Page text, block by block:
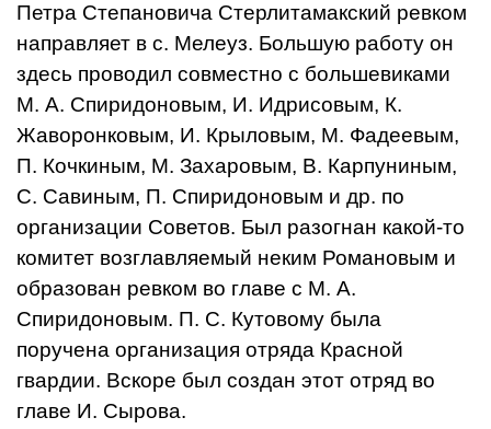
Петра Степановича Стерлитамакский ревком
направляет в с. Мелеуз. Большую работу он
здесь проводил совместно с большевиками
М. А. Спиридоновым, И. Идрисовым, К.
Жаворонковым, И. Крыловым, М. Фадеевым,
П. Кочкиным, М. Захаровым, В. Карпуниным,
С. Савиным, П. Спиридоновым и др. по
организации Советов. Был разогнан какой-то
комитет возглавляемый неким Романовым и
образован ревком во главе с М. А.
Спиридоновым. П. С. Кутовому была
поручена организация отряда Красной
гвардии. Вскоре был создан этот отряд во
главе И. Сырова.